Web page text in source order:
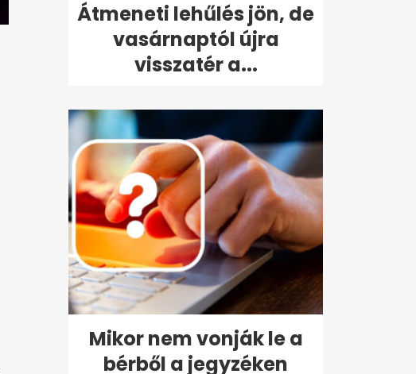
Átmeneti lehűlés jön, de
vasárnaptól újra
visszatér a...
Mikor nem vonják le a
bérből a jegyzéken